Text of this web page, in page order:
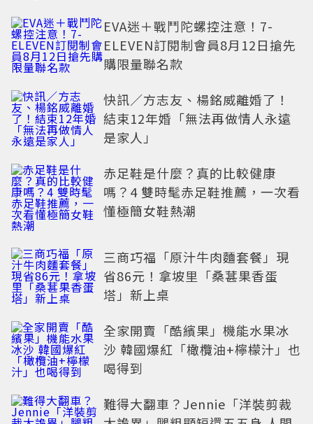
EVA迷＋戰鬥陀螺控注意！7-
ELEVEN訂閱制會員8月12日搶先
購限量聯名款
快訊／方志友、楊銘威離婚了！
結束12年婚「無法再做情人永遠
是家人」
赤足鞋是什麼？真的比較健康
嗎？4 雙時髦赤足鞋推薦，一次看
懂極簡女鞋熱潮
三商巧福「原汁牛肉麵套餐」現
省86元！拿坡里「桑葚果香蛋
塔」新上桌
全家開賣「酷繽果」機能水果冰
沙 韓國爆紅「橄欖油+檸檬汁」也
喝得到
難得大翻車？Jennie「洋裝剪裁